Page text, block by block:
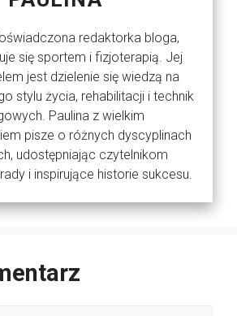
redaktorka bloga,
się sportem i fizjoterapią. Jej
jest dzielenie się wiedzą na
stylu życia, rehabilitacji i technik
Paulina z wielkim
pisze o różnych dyscyplinach
udostępniając czytelnikom
i inspirujące historie sukcesu.